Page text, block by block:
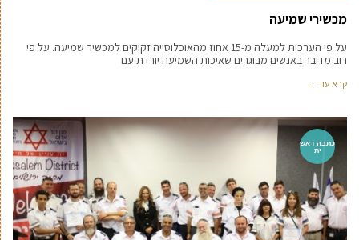
מכשירי שמיעה
על פי הערכות למעלה מ-15 אחוז מהאוכלוסייה זקוקים למכשיר שמיעה. על פי
רוב מדובר באנשים מבוגרים שאיכות השמיעה יורדת עם
קרא עוד ←
כתבה ראש
ית